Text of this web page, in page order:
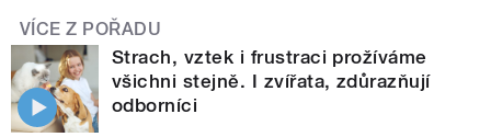
VÍCE Z POŘADU
Strach, vztek i frustraci prožíváme
všichni stejně. I zvířata, zdůrazňují
odborníci